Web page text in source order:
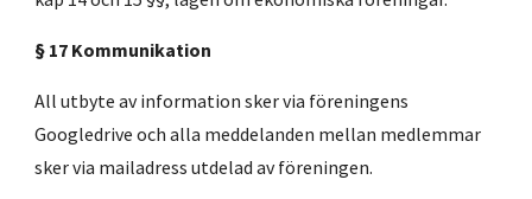
§ 17 Kommunikation
All utbyte av information sker via föreningens
Googledrive och alla meddelanden mellan medlemmar
sker via mailadress utdelad av föreningen.